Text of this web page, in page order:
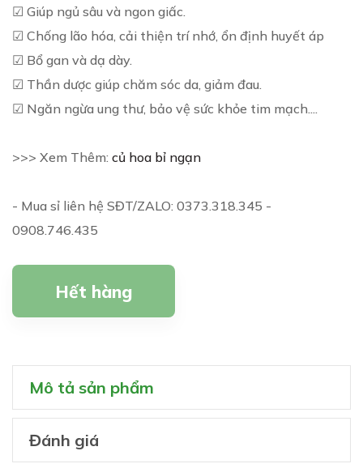
☑ Giúp ngủ sâu và ngon giấc.
☑ Chống lão hóa, cải thiện trí nhớ, ổn định huyết áp
☑ Bổ gan và dạ dày.
☑ Thần dược giúp chăm sóc da, giảm đau.
☑ Ngăn ngừa ung thư, bảo vệ sức khỏe tim mạch....
>>> Xem Thêm: củ hoa bỉ ngạn
- Mua sỉ liên hệ SĐT/ZALO: 0373.318.345 -
0908.746.435
Hết hàng
Mô tả sản phẩm
Đánh giá